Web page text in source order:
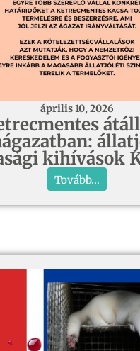
április 10, 2026
kihívások
Tovább...